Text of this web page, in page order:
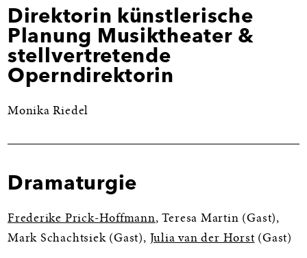
Direktorin künstlerische
Planung Musiktheater &
stellvertretende
Operndirektorin
Monika Riedel
Dramaturgie
Frederike Prick-Hoffmann, Teresa Martin (Gast),
Mark Schachtsiek (Gast), Julia van der Horst (Gast)